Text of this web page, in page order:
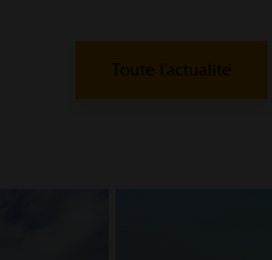
Toute l'actualité